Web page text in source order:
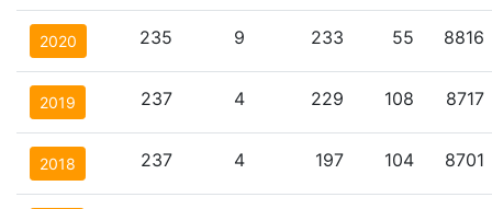
2020 235 9 233 55 8816
2019 237 4 229 108 8717
2018 237 4 197 104 8701